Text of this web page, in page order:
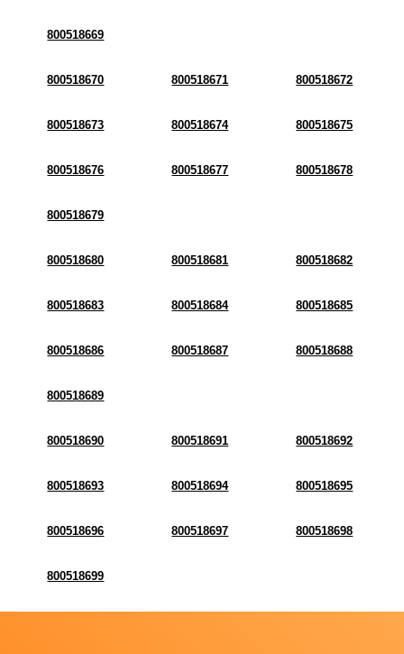
800518669
800518670 800518671 800518672
800518673 800518674 800518675
800518676 800518677 800518678
800518679
800518680 800518681 800518682
800518683 800518684 800518685
800518686 800518687 800518688
800518689
800518690 800518691 800518692
800518693 800518694 800518695
800518696 800518697 800518698
800518699